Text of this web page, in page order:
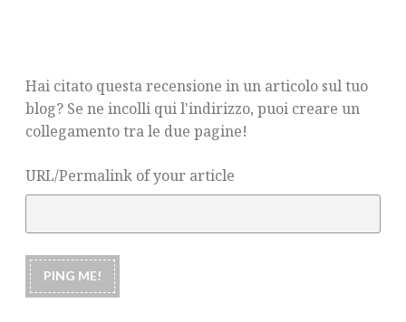
Hai citato questa recensione in un articolo sul tuo
blog? Se ne incolli qui l'indirizzo, puoi creare un
collegamento tra le due pagine!
URL/Permalink of your article